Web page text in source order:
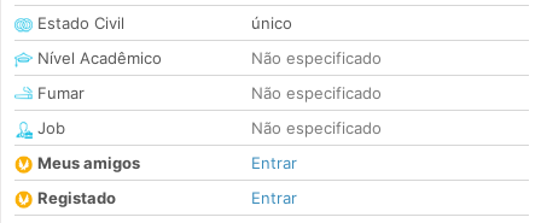
Estado Civil
único
Nível Acadêmico
Não especificado
Fumar
Não especificado
Job
Não especificado
Meus amigos
Entrar
Registado
Entrar